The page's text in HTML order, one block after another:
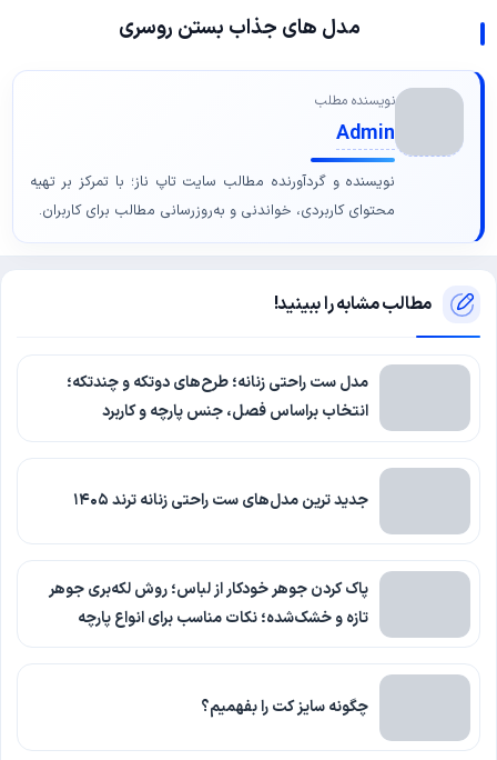
مدل های جذاب بستن روسری
نویسنده مطلب
Admin
نویسنده و گردآورنده مطالب سایت تاپ ناز؛ با تمرکز بر تهیه
محتوای کاربردی، خواندنی و به‌روزرسانی مطالب برای کاربران.
مطالب مشابه را ببینید!
مدل ست راحتی زنانه؛ طرح‌های دوتکه و چندتکه؛
انتخاب براساس فصل، جنس پارچه و کاربرد
جدید ترین مدل‌های ست راحتی زنانه ترند ۱۴۰۵
پاک کردن جوهر خودکار از لباس؛ روش لکه‌بری جوهر
تازه و خشک‌شده؛ نکات مناسب برای انواع پارچه
چگونه سایز کت را بفهمیم؟